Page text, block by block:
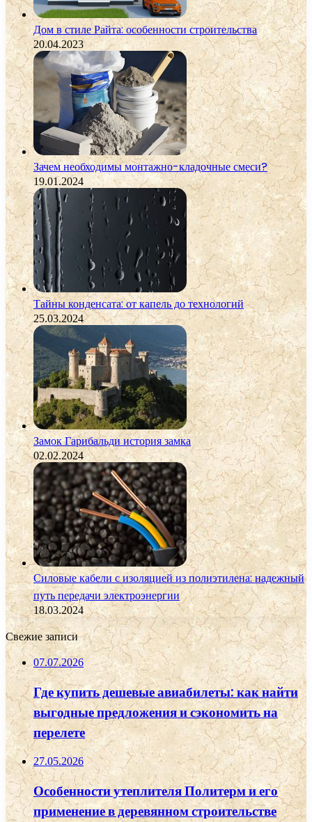
Дом в стиле Райта: особенности строительства
20.04.2023
Зачем необходимы монтажно-кладочные смеси?
19.01.2024
Тайны конденсата: от капель до технологий
25.03.2024
Замок Гарибальди история замка
02.02.2024
Силовые кабели с изоляцией из полиэтилена: надежный
путь передачи электроэнергии
18.03.2024
Свежие записи
07.07.2026
Где купить дешевые авиабилеты: как найти
выгодные предложения и сэкономить на
перелете
27.05.2026
Особенности утеплителя Политерм и его
применение в деревянном строительстве